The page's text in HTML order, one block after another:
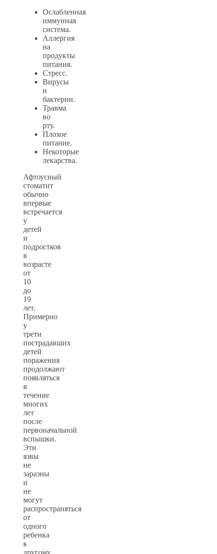
Ослабленная
иммунная
система.
Аллергия
на
продукты
питания.
Стресс.
Вирусы
и
бактерии.
Травма
во
рту.
Плохое
питание.
Некоторые
лекарства.
Афтоусный
стоматит
обычно
впервые
встречается
у
детей
и
подростков
в
возрасте
от
10
до
19
лет.
Примерно
у
трети
пострадавших
детей
поражения
продолжают
появляться
в
течение
многих
лет
после
первоначальной
вспышки.
Эти
язвы
не
заразны
и
не
могут
распространяться
от
одного
ребенка
к
другому.